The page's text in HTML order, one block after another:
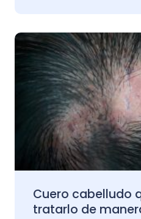
Cuero cabelludo
tratarlo de